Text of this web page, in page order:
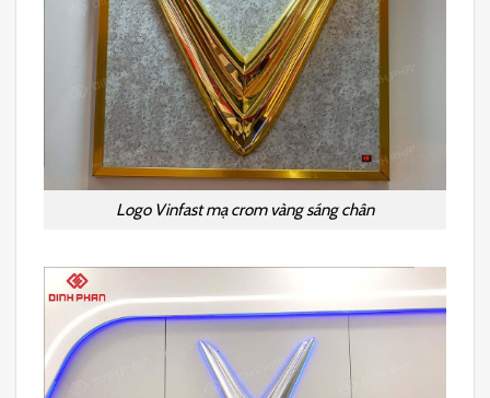
Logo Vinfast mạ crom vàng sáng chân